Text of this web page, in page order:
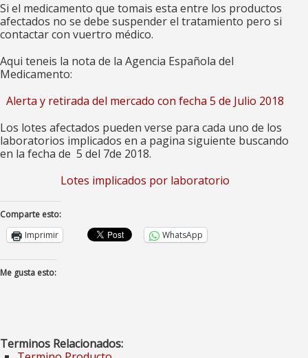
Si el medicamento que tomais esta entre los productos
afectados no se debe suspender el tratamiento pero si
contactar con vuertro médico.
Aqui teneis la nota de la Agencia Española del
Medicamento:
Alerta y retirada del mercado con fecha 5 de Julio 2018
Los lotes afectados pueden verse para cada uno de los
laboratorios implicados en a pagina siguiente buscando
en la fecha de 5 del 7de 2018.
Lotes implicados por laboratorio
Comparte esto:
Imprimir
WhatsApp
Me gusta esto:
Terminos Relacionados: